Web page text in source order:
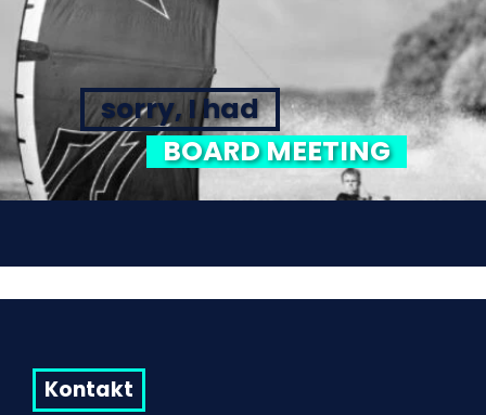
sorry, I had
BOARD MEETING
Kontakt